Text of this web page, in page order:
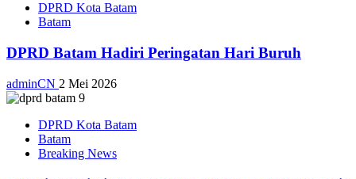
DPRD Kota Batam
Batam
DPRD Batam Hadiri Peringatan Hari Buruh
adminCN 2 Mei 2026
DPRD Kota Batam
Batam
Breaking News